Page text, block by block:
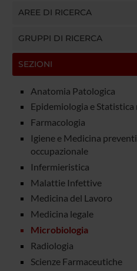
AREE DI RICERCA
GRUPPI DI RICERCA
SEZIONI
Anatomia Patologica
Epidemiologia e Statistica
Farmacologia
Igiene e Medicina
occupazionale
Infermieristica
Malattie Infettive
Medicina del Lavoro
Medicina legale
Microbiologia
Radiologia
Scienze Farmaceutiche